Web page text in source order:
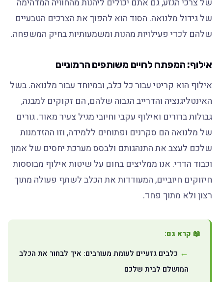
של צרכי הגזע, גם אתם יכולים ליהנות מהחוויה המדהימה
של גידול מלנואה. הסוד הוא להפוך את הצרכים הטבעיים
שלהם לכדי פעילויות מהנות ומשמעותיות בחיק המשפחה.
אילוף: המפתח לחיים משותפים הרמוניים
אילוף הוא קריטי עבור כל כלב, ובמיוחד עבור מלנואה. בשל
האינטליגנציה והדרייב הגבוה שלהם, הם זקוקים למבנה,
גבולות ברורים ואילוף עקבי וחיובי מגיל צעיר מאוד. גורים
של מלנואה הם סקרנים ופתוחים ללמידה, וזו ההזדמנות
שלכם לעצב את התנהגותם ולבסס מערכת יחסים של אמון
וכבוד הדדי. אנו ממליצים בחום על שיטות אילוף מבוססות
חיזוקים חיוביים, המעודדות את הכלב לשתף פעולה מתוך
רצון ולא מתוך פחד.
📖 קרא גם:
כלבים גזעיים לעומת מעורבים: איך לבחור את הכלב
המושלם לבית שלכם